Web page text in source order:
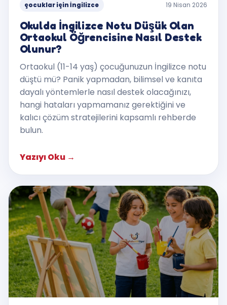
çocuklar için İngilizce 19 Nisan 2026
Okulda İngilizce Notu Düşük Olan
Ortaokul Öğrencisine Nasıl Destek
Olunur?
Ortaokul (11-14 yaş) çocuğunuzun İngilizce notu
düştü mü? Panik yapmadan, bilimsel ve kanıta
dayalı yöntemlerle nasıl destek olacağınızı,
hangi hataları yapmamanız gerektiğini ve
kalıcı çözüm stratejilerini kapsamlı rehberde
bulun.
Yazıyı Oku →